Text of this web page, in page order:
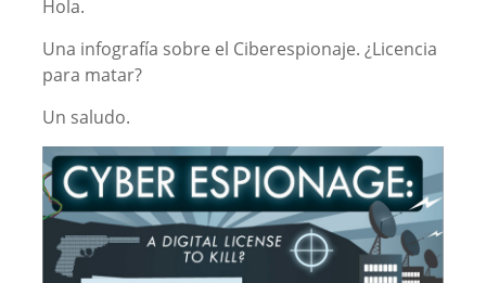
Hola.
Una infografía sobre el Ciberespionaje. ¿Licencia
para matar?
Un saludo.